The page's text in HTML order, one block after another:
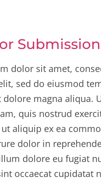
dolor sit amet,
sed do eiusmod
dolore magna aliqua.
quis nostrud
aliquip ex ea
dolor in
dolore eu fugiat
occaecat cupidatat